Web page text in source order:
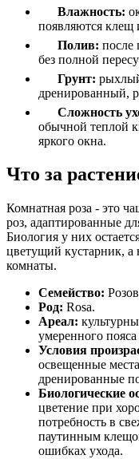
Влажность:
появляются клещ
Полив: после
без полной
Грунт:
дренированный,
Сложность
обычной теплой
яркого окна.
Что за
Комнатная роза - это
роз, адаптированные
Биология у них
цветущий кустарник, а
комнаты.
Семейство:
Род: Rosa.
Ареал:
умеренного
Условия
освещенные
дренированные
Биологические
цветение при
потребность в
паутинным
ошибках ухода.